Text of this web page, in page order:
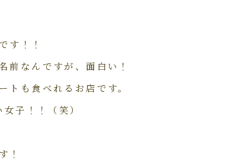
す！！
前なんですが、面白い！
トも食べれるお店です。
子！！（笑）
！